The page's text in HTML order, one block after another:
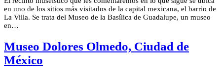
en uno de los sitios más visitados de la capital mexicana, el barrio de
La Villa. Se trata del Museo de la Basílica de Guadalupe, un museo
en…
Museo Dolores Olmedo, Ciudad de
México